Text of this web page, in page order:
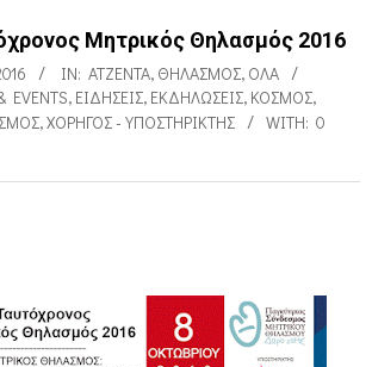
Μητρικός Θηλασμός 2016
IN: ΑΤΖΈΝΤΑ, ΘΗΛΑΣΜΌΣ, ΌΛΑ
EVENTS, ΕΙΔΉΣΕΙΣ, ΕΚΔΗΛΏΣΕΙΣ, ΚΌΣΜΟΣ,
,ΧΟΡΗΓΌΣ - ΥΠΟΣΤΗΡΙΚΤΉΣ WITH: 0